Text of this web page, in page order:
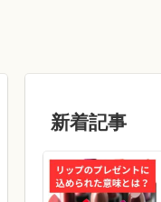
新着記事